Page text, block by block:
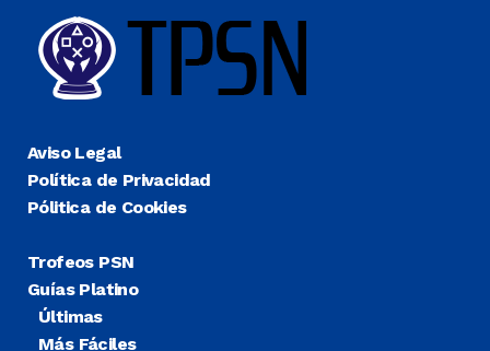
Aviso Legal
Política de Privacidad
Pólitica de Cookies
Trofeos PSN
Guías Platino
Últimas
Más Fáciles